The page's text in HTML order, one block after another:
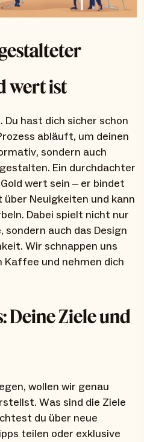
wert ist
Du hast dich sicher schon
abläuft, um deinen
sondern auch
Ein durchdachter
wert sein – er bindet
Neuigkeiten und kann
Dabei spielt nicht nur
auch das Design
Wir schnappen uns
und nehmen dich
Deine Ziele und
wollen wir genau
Was sind die Ziele
du über neue
teilen oder exklusive